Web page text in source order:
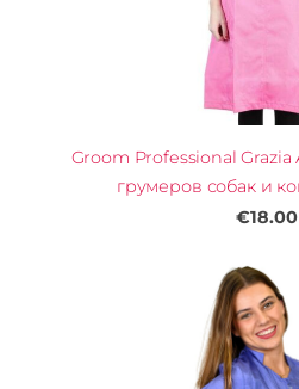
Groom Professional
грумеров собак и
€18.00